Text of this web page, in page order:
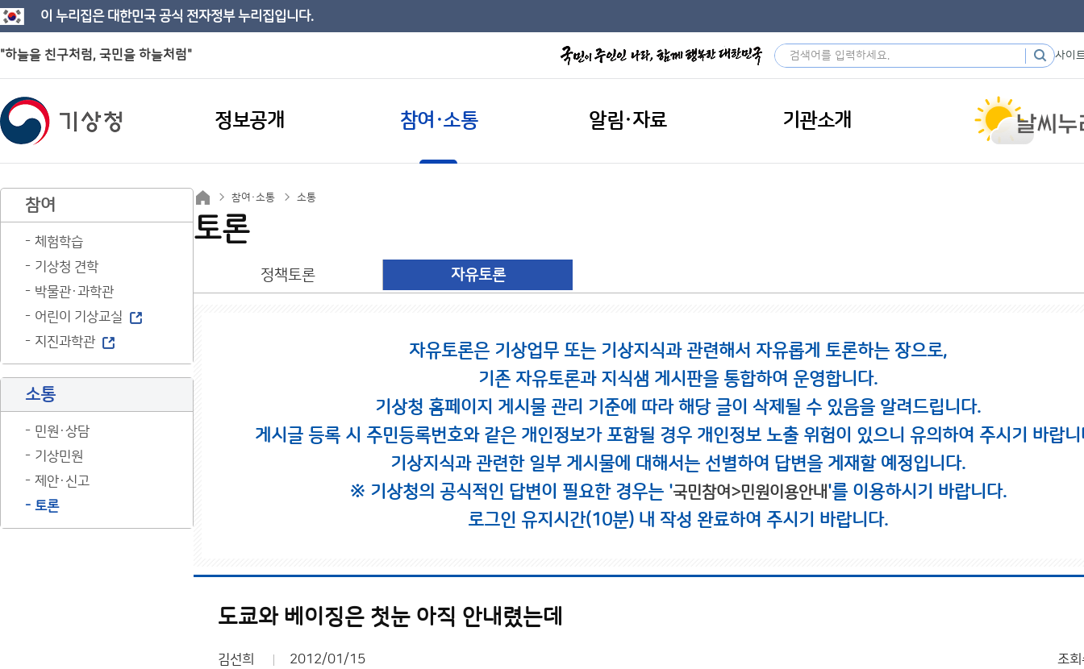
이 누리집은 대한민국 공식 전자정부 누리집입니다.
"하늘을 친구처럼, 국민을 하늘처럼" 사이
정보공개 참여·소통 알림·자료 기관소개
참여
체험학습
기상청 견학
박물관·과학관
어린이 기상교실
지진과학관
소통
민원·상담
기상민원
제안·신고
토론
참여·소통 소통
토론
정책토론 자유토론
자유토론은 기상업무 또는 기상지식과 관련해서 자유롭게 토론하는 장으로,
기존 자유토론과 지식샘 게시판을 통합하여 운영합니다.
기상청 홈페이지 게시물 관리 기준에 따라 해당 글이 삭제될 수 있음을 알려드립니다.
게시글 등록 시 주민등록번호와 같은 개인정보가 포함될 경우 개인정보 노출 위험이 있으니 유의하여 주시기 바랍니
기상지식과 관련한 일부 게시물에 대해서는 선별하여 답변을 게재할 예정입니다.
※ 기상청의 공식적인 답변이 필요한 경우는 '국민참여>민원이용안내'를 이용하시기 바랍니다.
로그인 유지시간(10분) 내 작성 완료하여 주시기 바랍니다.
도쿄와 베이징은 첫눈 아직 안내렸는데
김선희 2012/01/15 조회